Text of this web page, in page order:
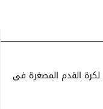
لكرة القدم المصغرة فى